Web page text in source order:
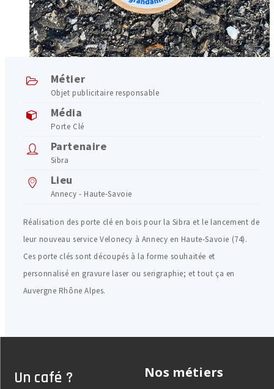
Métier
Objet publicitaire responsable
Média
Porte Clé
Partenaire
Sibra
Lieu
Annecy - Haute-Savoie
Réalisation des porte clé en bois pour la Sibra et le lancement de
leur nouveau service Velonecy à Annecy en Haute-Savoie (74).
Ces porte clés sont découpés à la forme souhaitée et
personnalisé en gravure laser ou serigraphie; et tout ça en
Auvergne Rhône Alpes.
Un café ?
Nos métiers